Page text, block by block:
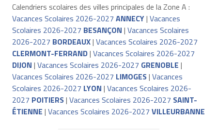
Calendriers scolaires des villes principales de la Zone A :
Vacances Scolaires 2026-2027 ANNECY| Vacances
Scolaires 2026-2027 BESANÇON | Vacances Scolaires
2026-2027 BORDEAUX| Vacances Scolaires 2026-2027
CLERMONT-FERRAND| Vacances Scolaires 2026-2027
DIJON | Vacances Scolaires 2026-2027 GRENOBLE |
Vacances Scolaires 2026-2027 LIMOGES| Vacances
Scolaires 2026-2027 LYON | Vacances Scolaires 2026-
2027 POITIERS| Vacances Scolaires 2026-2027 SAINT-
ÉTIENNE | Vacances Scolaires 2026-2027 VILLEURBANNE